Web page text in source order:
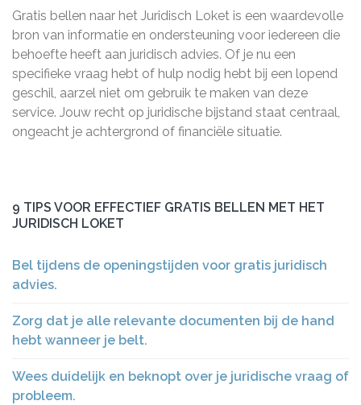
Gratis bellen naar het Juridisch Loket is een waardevolle
bron van informatie en ondersteuning voor iedereen die
behoefte heeft aan juridisch advies. Of je nu een
specifieke vraag hebt of hulp nodig hebt bij een lopend
geschil, aarzel niet om gebruik te maken van deze
service. Jouw recht op juridische bijstand staat centraal,
ongeacht je achtergrond of financiële situatie.
9 TIPS VOOR EFFECTIEF GRATIS BELLEN MET HET
JURIDISCH LOKET
Bel tijdens de openingstijden voor gratis juridisch
advies.
Zorg dat je alle relevante documenten bij de hand
hebt wanneer je belt.
Wees duidelijk en beknopt over je juridische vraag of
probleem.